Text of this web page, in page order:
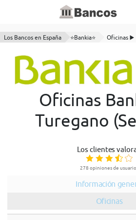
Los Bancos en España ⭐Bankia⭐ Oficinas ▶️
Oficinas
Turegano
Los clientes
278 opiniones de
Información
Oficinas